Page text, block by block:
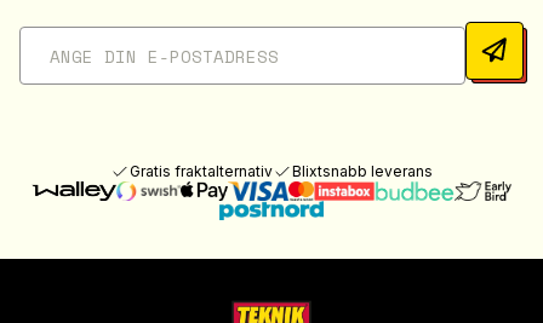
Gratis fraktalternativ Blixtsnabb leverans